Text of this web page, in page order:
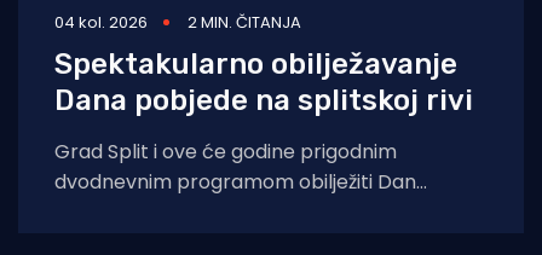
04 kol. 2026 2 MIN. ČITANJA
Spektakularno obilježavanje
Dana pobjede na splitskoj rivi
Grad Split i ove će godine prigodnim
dvodnevnim programom obilježiti Dan